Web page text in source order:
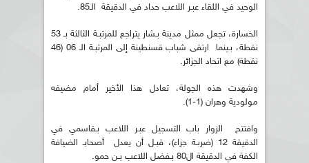
الوحيد في اللقاء عبـر اللاعب حداد في الدقيقة الـ85.
الخسارة، تجعل ممثل مدينة بـشار يتراجع للمرتبـة الثالثة بـ 53
نقطة، بـينما ارتقى شباب قسنطينة إلى المرتبـة الـ 06 (46
نقطة) مع اتحاد الجزائر.
وشهدت هذه الجولة، تعادل هذا الأخير أمام مضيفه
مولودية وهران (1-1).
وافتتح الزوار باب التسجيل عبـر اللاعب بـقاسمي في
الدقيقة 12 (ضربـة جزاء)، قبـل أن يعدل أصحابـ الضيافة
الكفة في الدقيقة ال80 بـفضل اللاعب بـن حمو.